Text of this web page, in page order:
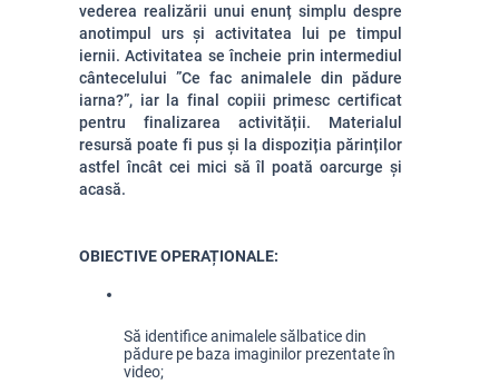
vederea realizării unui enunț simplu despre
anotimpul urs și activitatea lui pe timpul
iernii. Activitatea se încheie prin intermediul
cântecelului ”Ce fac animalele din pădure
iarna?”, iar la final copiii primesc certificat
pentru finalizarea activității. Materialul
resursă poate fi pus și la dispoziția părinților
astfel încât cei mici să îl poată oarcurge și
acasă.
OBIECTIVE OPERAȚIONALE:
Să identifice animalele sălbatice din
pădure pe baza imaginilor prezentate în
video;